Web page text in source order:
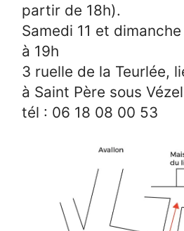
partir de 18h).
Samedi 11 et
à 19h
3 ruelle de la Teurlée,
à Saint Père sous
tél : 06 18 08 00 53